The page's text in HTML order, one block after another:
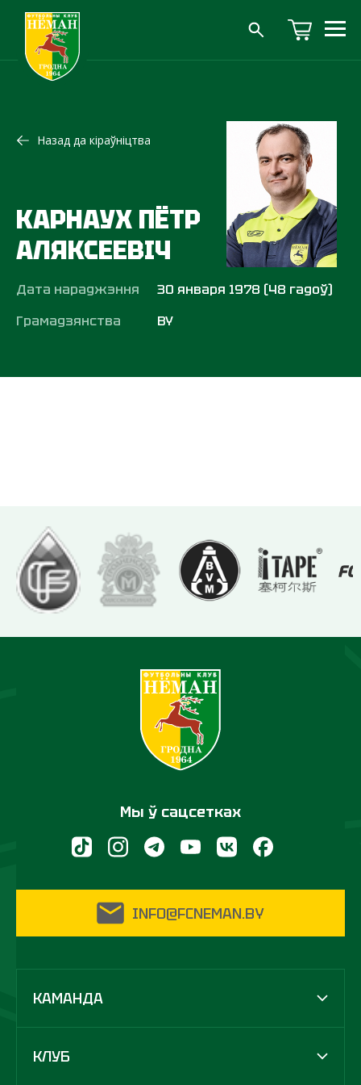
Назад да кіраўніцтва
КАРНАУХ ПЁТР
АЛЯКСЕЕВІЧ
Дата нараджэння
30 января 1978 (48 гадоў)
Грамадзянства
BY
Мы ў сацсетках
INFO@FCNEMAN.BY
КАМАНДА
КЛУБ